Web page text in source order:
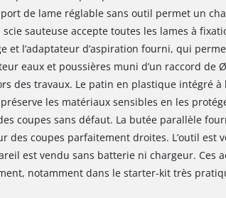
de lame réglable sans outil permet un
sauteuse accepte toutes les lames à
et l’adaptateur d’aspiration fourni, qui
eaux et poussières muni d’un raccord de
des travaux. Le patin en plastique intégré à
les matériaux sensibles en les
coupes sans défaut. La butée parallèle
des coupes parfaitement droites. L’outil est
est vendu sans batterie ni chargeur. Ces
notamment dans le starter-kit très